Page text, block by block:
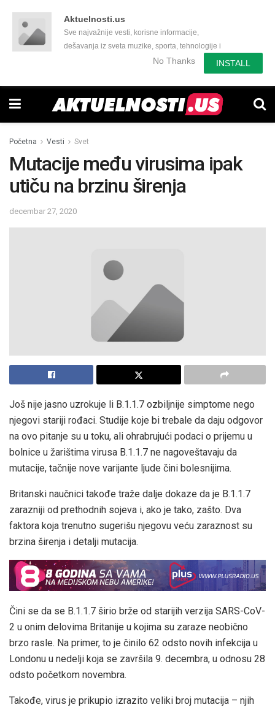
Aktuelnosti.us
Sve najvažnije vesti, korisne informacije,
dešavanja iz sveta muzike, sporta, tehnologije i
još mnogo toga zanimljivog.No Thanks INSTALL
Početna Vesti Svet
Mutacije među virusima ipak
utiču na brzinu širenja
decembar 27, 2020
Još nije jasno uzrokuje li B.1.1.7 ozbiljnije simptome nego
njegovi stariji rođaci. Studije koje bi trebale da daju odgovor
na ovo pitanje su u toku, ali ohrabrujući podaci o prijemu u
bolnice u žarištima virusa B.1.1.7 ne nagoveštavaju da
mutacije, tačnije nove varijante ljude čini bolesnijima.
Britanski naučnici takođe traže dalje dokaze da je B.1.1.7
zarazniji od prethodnih sojeva i, ako je tako, zašto. Dva
faktora koja trenutno sugerišu njegovu veću zaraznost su
brzina širenja i detalji mutacija.
Čini se da se B.1.1.7 širio brže od starijih verzija SARS-CoV-
2 u onim delovima Britanije u kojima su zaraze neobično
brzo rasle. Na primer, to je činilo 62 odsto novih infekcija u
Londonu u nedelji koja se završila 9. decembra, u odnosu 28
odsto početkom novembra.
Takođe, virus je prikupio izrazito veliki broj mutacija – njih